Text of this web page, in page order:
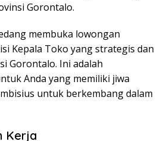
Gorontalo.
membuka lowongan
Kepala Toko yang strategis dan
Gorontalo. Ini adalah
Anda yang memiliki jiwa
untuk berkembang dalam
Kerja